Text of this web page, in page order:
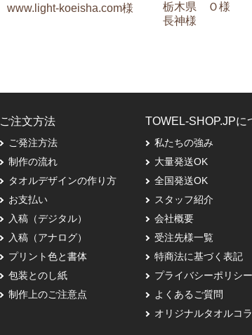
www.light-koeisha.com様
栃木県 Ｏ様
長神様
ご注文方法
ご発注方法
制作の流れ
タオルデザインの作り方
お支払い
入稿（デジタル）
入稿（アナログ）
プリント色と書体
包装とのし紙
制作上のご注意点
TOWEL-SHOP.JPに
私たちの強み
大量発送OK
全国発送OK
スタッフ紹介
会社概要
受注先様一覧
特商法に基づく表記
プライバシーポリシー
よくあるご質問
オリジナルタオルコ